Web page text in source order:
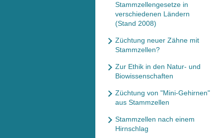
Stammzellengesetze in
verschiedenen Ländern
(Stand 2008)
Züchtung neuer Zähne mit
Stammzellen?
Zur Ethik in den Natur- und
Biowissenschaften
Züchtung von "Mini-Gehirnen"
aus Stammzellen
Stammzellen nach einem
Hirnschlag